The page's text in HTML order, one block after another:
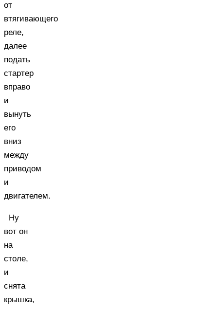
от
втягивающего
реле,
далее
подать
стартер
вправо
и
вынуть
его
вниз
между
приводом
и
двигателем.
Ну
вот он
на
столе,
и
снята
крышка,